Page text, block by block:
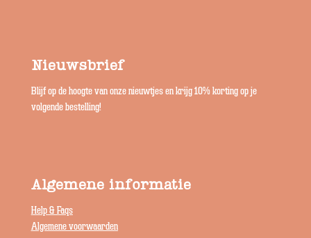
Nieuwsbrief
Blijf op de hoogte van onze nieuwtjes en krijg 10% korting op je
volgende bestelling!
Algemene informatie
Help & Faqs
Algemene voorwaarden